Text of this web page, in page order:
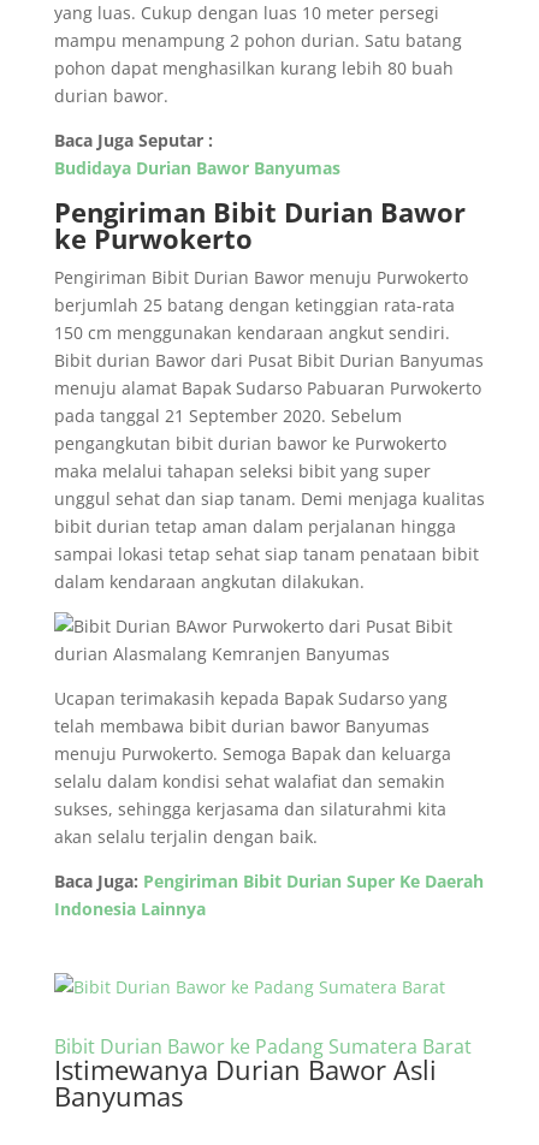
yang luas. Cukup dengan luas 10 meter persegi
mampu menampung 2 pohon durian. Satu batang
pohon dapat menghasilkan kurang lebih 80 buah
durian bawor.
Baca Juga Seputar :
Budidaya Durian Bawor Banyumas
Pengiriman Bibit Durian Bawor
ke Purwokerto
Pengiriman Bibit Durian Bawor menuju Purwokerto
berjumlah 25 batang dengan ketinggian rata-rata
150 cm menggunakan kendaraan angkut sendiri.
Bibit durian Bawor dari Pusat Bibit Durian Banyumas
menuju alamat Bapak Sudarso Pabuaran Purwokerto
pada tanggal 21 September 2020. Sebelum
pengangkutan bibit durian bawor ke Purwokerto
maka melalui tahapan seleksi bibit yang super
unggul sehat dan siap tanam. Demi menjaga kualitas
bibit durian tetap aman dalam perjalanan hingga
sampai lokasi tetap sehat siap tanam penataan bibit
dalam kendaraan angkutan dilakukan.
Ucapan terimakasih kepada Bapak Sudarso yang
telah membawa bibit durian bawor Banyumas
menuju Purwokerto. Semoga Bapak dan keluarga
selalu dalam kondisi sehat walafiat dan semakin
sukses, sehingga kerjasama dan silaturahmi kita
akan selalu terjalin dengan baik.
Baca Juga: Pengiriman Bibit Durian Super Ke Daerah
Indonesia Lainnya
Bibit Durian Bawor ke Padang Sumatera Barat
Istimewanya Durian Bawor Asli
Banyumas